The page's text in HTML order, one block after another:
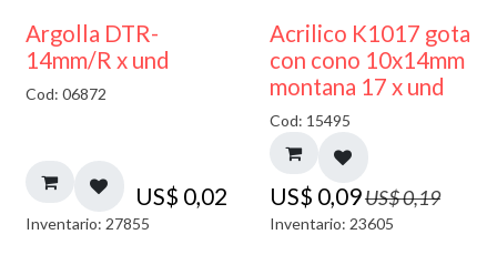
Argolla DTR-
14mm/R x und
Cod: 06872
US$ 0,02
Inventario: 27855
50% DESCUENTO
Acrilico K1017 gota
con cono 10x14mm
montana 17 x und
Cod: 15495
US$ 0,09US$0,19
Inventario: 23605